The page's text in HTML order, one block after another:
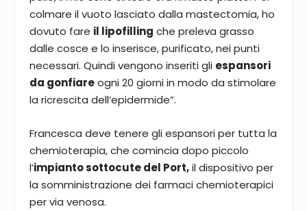
colmare il vuoto lasciato dalla mastectomia, ho
dovuto fare il lipofilling che preleva grasso
dalle cosce e lo inserisce, purificato, nei punti
necessari. Quindi vengono inseriti gli espansori
da gonfiareogni 20 giorni in modo da stimolare
la ricrescita dell’epidermide”.
Francesca deve tenere gli espansori per tutta la
chemioterapia, che comincia dopo piccolo
l’impianto sottocute del Port,il dispositivo per
la somministrazione dei farmaci chemioterapici
per via venosa.